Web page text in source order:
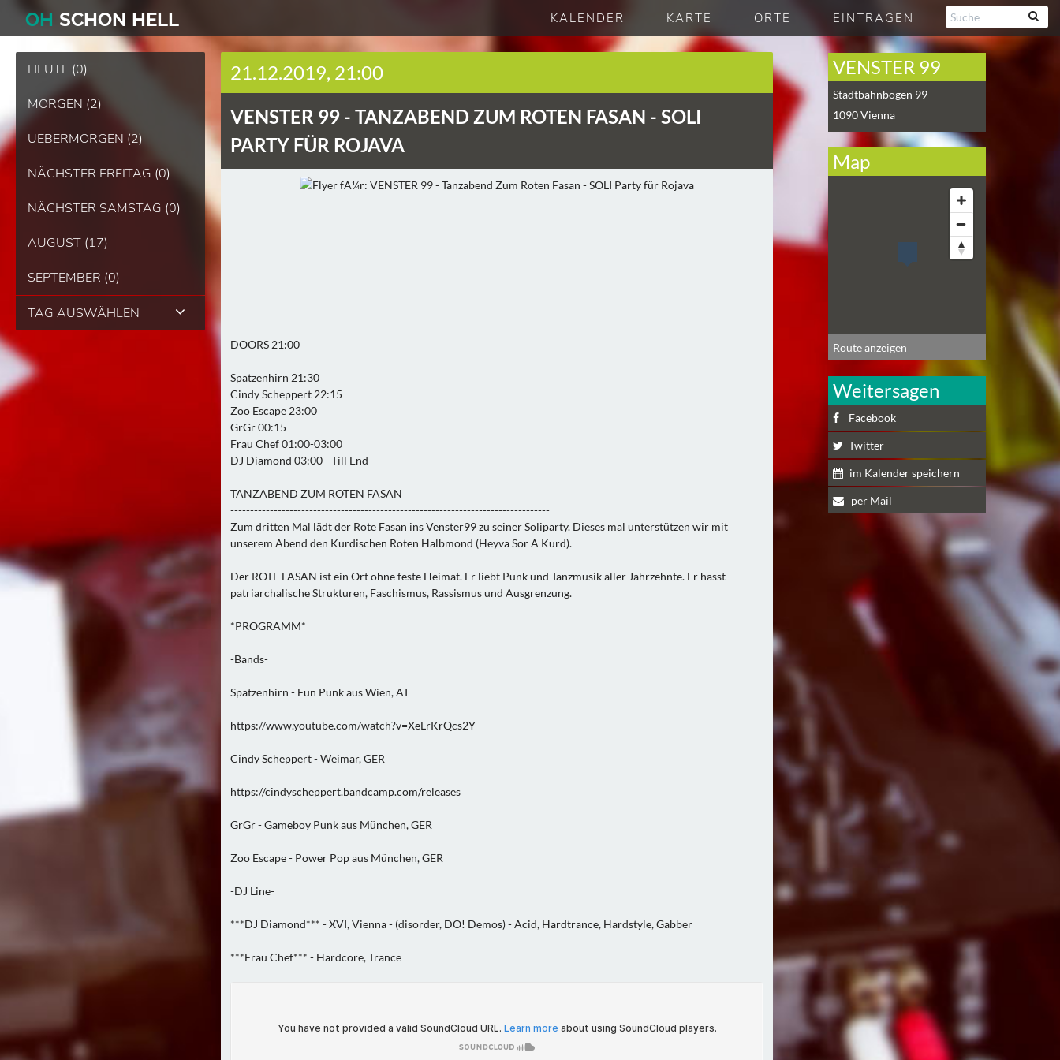
OH SCHON HELL KALENDER KARTE ORTE EINTRAGEN
HEUTE (0)
MORGEN (2)
UEBERMORGEN (2)
NÄCHSTER FREITAG (0)
NÄCHSTER SAMSTAG (0)
AUGUST (17)
SEPTEMBER (0)
TAG AUSWÄHLEN
21.12.2019, 21:00
VENSTER 99 - TANZABEND ZUM ROTEN FASAN - SOLI
PARTY FÜR ROJAVA
DOORS 21:00
Spatzenhirn 21:30
Cindy Scheppert 22:15
Zoo Escape 23:00
GrGr 00:15
Frau Chef 01:00-03:00
DJ Diamond 03:00 - Till End
TANZABEND ZUM ROTEN FASAN
---------------------------------------------------------------------------------
Zum dritten Mal lädt der Rote Fasan ins Venster99 zu seiner Soliparty. Dieses mal unterstützen wir mit
unserem Abend den Kurdischen Roten Halbmond (Heyva Sor A Kurd‎).
Der ROTE FASAN ist ein Ort ohne feste Heimat. Er liebt Punk und Tanzmusik aller Jahrzehnte. Er hasst
patriarchalische Strukturen, Faschismus, Rassismus und Ausgrenzung.
---------------------------------------------------------------------------------
*PROGRAMM*
-Bands-
Spatzenhirn - Fun Punk aus Wien, AT
https://www.youtube.com/watch?v=XeLrKrQcs2Y
Cindy Scheppert - Weimar, GER
https://cindyscheppert.bandcamp.com/releases
GrGr - Gameboy Punk aus München, GER
Zoo Escape - Power Pop aus München, GER
-DJ Line-
***DJ Diamond*** - XVI, Vienna - (disorder, DO! Demos) - Acid, Hardtrance, Hardstyle, Gabber
***Frau Chef*** - Hardcore, Trance
VENSTER 99
Stadtbahnbögen 99
1090Vienna
Map
Route anzeigen
Weitersagen
Facebook
Twitter
im Kalender speichern
per Mail